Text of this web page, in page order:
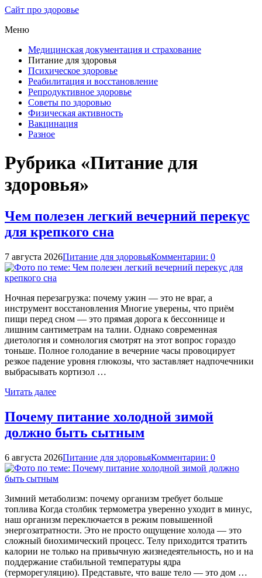
Сайт про здоровье
Меню
Медицинская документация и страхование
Питание для здоровья
Психическое здоровье
Реабилитация и восстановление
Репродуктивное здоровье
Советы по здоровью
Физическая активность
Вакцинация
Разное
Рубрика «Питание для
здоровья»
Чем полезен легкий вечерний перекус
для крепкого сна
7 августа 2026Питание для здоровьяКомментарии: 0
Ночная перезагрузка: почему ужин — это не враг, а
инструмент восстановления Многие уверены, что приём
пищи перед сном — это прямая дорога к бессоннице и
лишним сантиметрам на талии. Однако современная
диетология и сомнология смотрят на этот вопрос гораздо
тоньше. Полное голодание в вечерние часы провоцирует
резкое падение уровня глюкозы, что заставляет надпочечники
выбрасывать кортизол …
Читать далее
Почему питание холодной зимой
должно быть сытным
6 августа 2026Питание для здоровьяКомментарии: 0
Зимний метаболизм: почему организм требует больше
топлива Когда столбик термометра уверенно уходит в минус,
наш организм переключается в режим повышенной
энергозатратности. Это не просто ощущение холода — это
сложный биохимический процесс. Телу приходится тратить
калории не только на привычную жизнедеятельность, но и на
поддержание стабильной температуры ядра
(терморегуляцию). Представьте, что ваше тело — это дом …